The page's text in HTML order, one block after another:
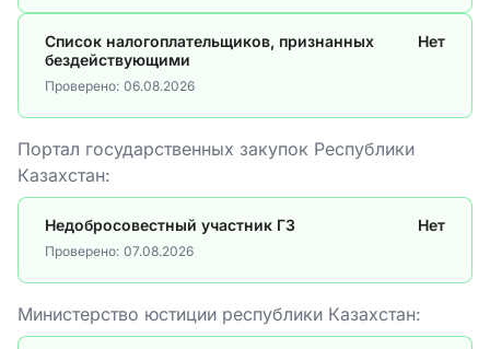
Список налогоплательщиков, признанных
бездействующими
Нет
Проверено: 06.08.2026
Портал государственных закупок Республики
Казахстан:
Недобросовестный участник ГЗ Нет
Проверено: 07.08.2026
Министерство юстиции республики Казахстан: